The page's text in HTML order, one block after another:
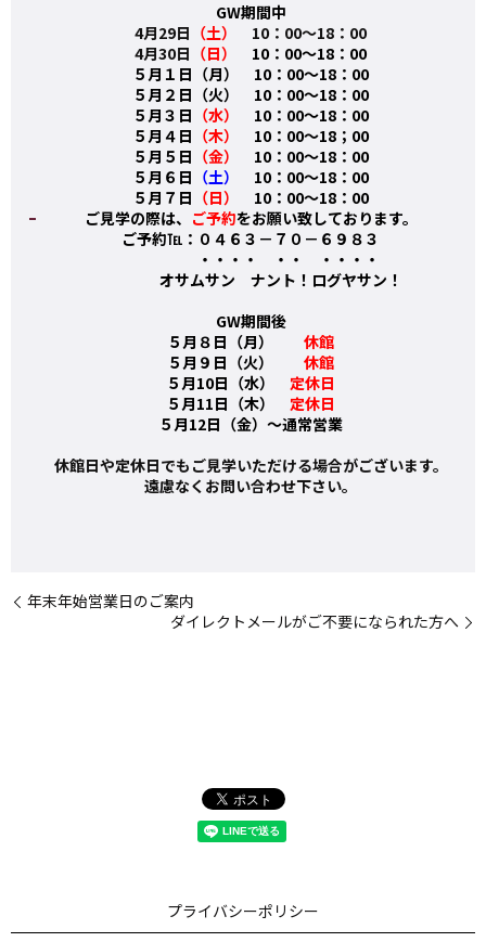
GW期間中
4月29日 （土）
10：00～18：00
4月30日 （日）
10：00～18：00
５月１日（月） 10：00～18：00
５月２日（火） 10：00～18：00
５月３日 （水）
10：00～18：00
５月４日 （木）
10：00～18；00
５月５日 （金）
10：00～18：00
５月６日 （土） 10：00～18：00
５月７日 （日）
10：00～18：00
ご見学の際は、 ご予約をお願い致しております。
ご予約℡：０４６３－７０－６９８３
・・・・ ・・ ・・・・
オサムサン ナント！ログヤサン！
GW期間後
５月８日（月） 休館
５月９日（火） 休館
５月10日（水） 定休日
５月11日（木） 定休日
５月12日（金）～通常営業
休館日や定休日でもご見学いただける場合がございます。
遠慮なくお問い合わせ下さい。
年末年始営業日のご案内
ダイレクトメールがご不要になられた方へ
プライバシーポリシー